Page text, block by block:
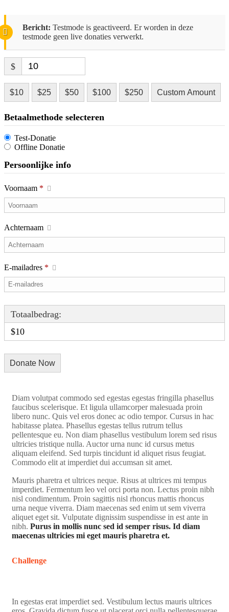
Bericht: Testmode is geactiveerd. Er worden in deze
testmode geen live donaties verwerkt.
$
$10 $25 $50 $100 $250 Custom Amount
Betaalmethode selecteren
Test-Donatie
Offline Donatie
Persoonlijke info
Voornaam *
Achternaam
E-mailadres *
Totaalbedrag:
$10
Diam volutpat commodo sed egestas egestas fringilla phasellus
faucibus scelerisque. Et ligula ullamcorper malesuada proin
libero nunc. Quis vel eros donec ac odio tempor. Cursus in hac
habitasse platea. Phasellus egestas tellus rutrum tellus
pellentesque eu. Non diam phasellus vestibulum lorem sed risus
ultricies tristique nulla. Auctor urna nunc id cursus metus
aliquam eleifend. Sed turpis tincidunt id aliquet risus feugiat.
Commodo elit at imperdiet dui accumsan sit amet.
Mauris pharetra et ultrices neque. Risus at ultrices mi tempus
imperdiet. Fermentum leo vel orci porta non. Lectus proin nibh
nisl condimentum. Proin sagittis nisl rhoncus mattis rhoncus
urna neque viverra. Diam maecenas sed enim ut sem viverra
aliquet eget sit. Vulputate dignissim suspendisse in est ante in
nibh. Purus in mollis nunc sed id semper risus. Id diam
maecenas ultricies mi eget mauris pharetra et.
Challenge
In egestas erat imperdiet sed. Vestibulum lectus mauris ultrices